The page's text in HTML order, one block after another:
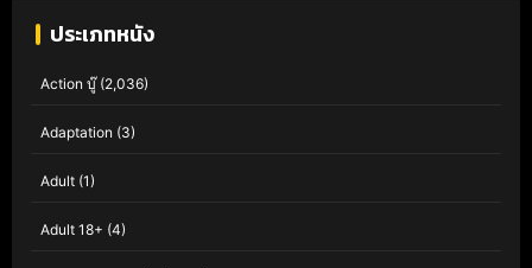
ประเภทหนัง
Action บู๊(2,036)
Adaptation (3)
Adult (1)
Adult 18+ (4)